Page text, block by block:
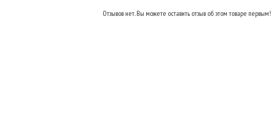
Отзывов нет. Вы можете оставить отзыв об этом товаре первым!